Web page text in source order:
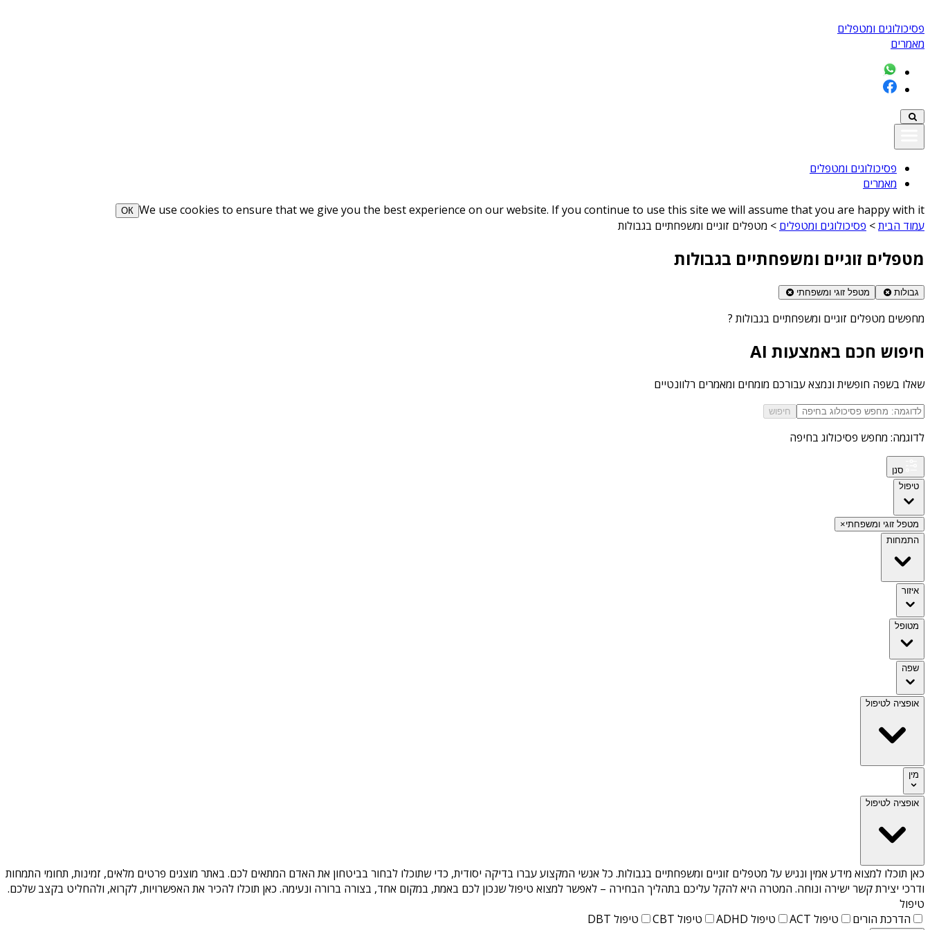
פסיכולוגים ומטפלים
מאמרים
פסיכולוגים ומטפלים
מאמרים
We use cookies to ensure that we give you the best experience on our website. If you continue to use this site we will assume that you are happy with it
ОК
עמוד הבית> פסיכולוגים ומטפלים > מטפלים זוגיים ומשפחתיים בגבולות
מטפלים זוגיים ומשפחתיים בגבולות
גבולות מטפל זוגי ומשפחתי
מחפשים מטפלים זוגיים ומשפחתיים בגבולות ?
חיפוש חכם באמצעות AI
שאלו בשפה חופשית ונמצא עבורכם מומחים ומאמרים רלוונטיים
חיפוש
לדוגמה: מחפש פסיכולוג בחיפה
סנן
טיפול
מטפל זוגי ומשפחתי×
התמחות
איזור
מטופל
שפה
אופציה לטיפול
מין
אופציה לטיפול
כאן תוכלו למצוא מידע אמין ונגיש על מטפלים זוגיים ומשפחתיים בגבולות. כל אנשי המקצוע עברו בדיקה יסודית, כדי שתוכלו לבחור בביטחון את האדם המתאים לכם. באתר מוצגים פרטים מלאים, זמינות, תחומי התמחות
ודרכי יצירת קשר ישירה ונוחה. המטרה היא להקל עליכם בתהליך הבחירה – לאפשר למצוא טיפול שנכון לכם באמת, במקום אחד, בצורה ברורה ונעימה. כאן תוכלו להכיר את האפשרויות, לקרוא, ולהחליט בקצב שלכם.
טיפול
הדרכת הורים
טיפול ACT טיפול ADHD טיפול CBT טיפול DBT